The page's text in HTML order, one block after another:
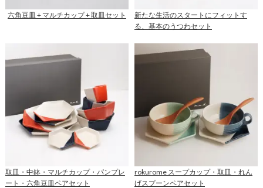
六角豆皿 + マルチカップ + 取皿セット
新たな生活のスタートにフィットす
る、基本のうつわセット
取皿・中鉢・マルチカップ・パンプレ
ート・六角豆皿ペアセット
rokurome スープカップ・取皿・れん
げスプーンペアセット